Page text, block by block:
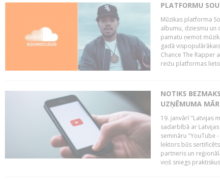
PLATFORMU
Mūzikas platforma
albumu, dziesmu un
pamatu ņemot
gadā
Chance The Rapper
reižu platformas
NOTIKS
UZŅĒMUMA
19. janvārī "Latvijas
sadarbībā ar
semināru "YouTube
lektors būs
partneris un
viņš sniegs